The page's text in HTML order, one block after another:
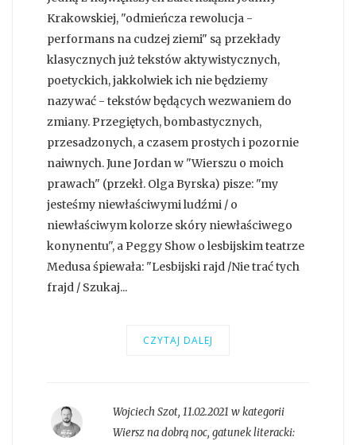
Krakowskiej, "odmieńcza rewolucja -
performans na cudzej ziemi" są przekłady
klasycznych już tekstów aktywistycznych,
poetyckich, jakkolwiek ich nie będziemy
nazywać - tekstów będących wezwaniem do
zmiany. Przegiętych, bombastycznych,
przesadzonych, a czasem prostych i pozornie
naiwnych. June Jordan w "Wierszu o moich
prawach" (przekł. Olga Byrska) pisze: "my
jesteśmy niewłaściwymi ludźmi / o
niewłaściwym kolorze skóry niewłaściwego
konynentu", a Peggy Show o lesbijskim teatrze
Medusa śpiewała: "Lesbijski rajd /Nie trać tych
frajd / Szukaj...
CZYTAJ DALEJ
Wojciech Szot, 11.02.2021 w kategorii
Wiersz na dobrą noc, gatunek literacki: